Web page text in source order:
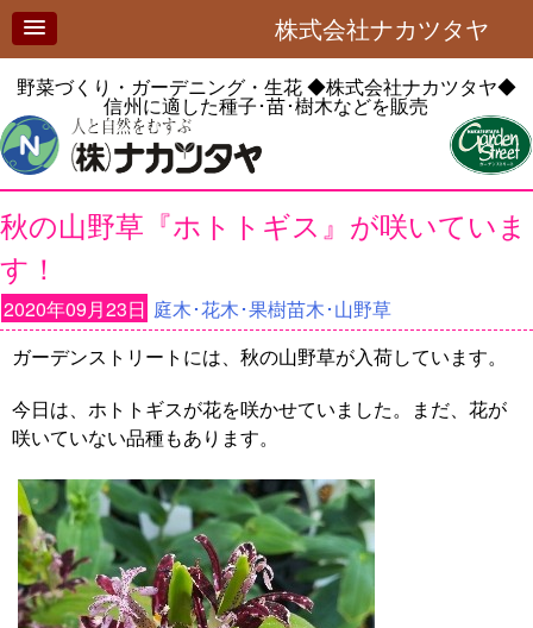
株式会社ナカツタヤ
野菜づくり・ガーデニング・生花◆株式会社ナカツタヤ◆
信州に適した種子･苗･樹木などを販売
秋の山野草『ホトトギス』が咲いていま
す！
2020年09月23日 庭木･花木･果樹苗木･山野草
ガーデンストリートには、秋の山野草が入荷しています。
今日は、ホトトギスが花を咲かせていました。まだ、花が
咲いていない品種もあります。